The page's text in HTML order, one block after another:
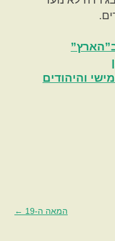
והיהודים
המאה ה-19 ←